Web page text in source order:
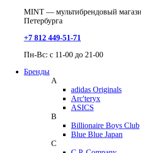
MINT — мультибрендовый
Петербурга
+7 812 449-51-71
Пн-Вс: с 11-00 до 21-00
Бренды
A
adidas Originals
Arc'teryx
ASICS
B
Billionaire Boys Club
Blue Blue Japan
C